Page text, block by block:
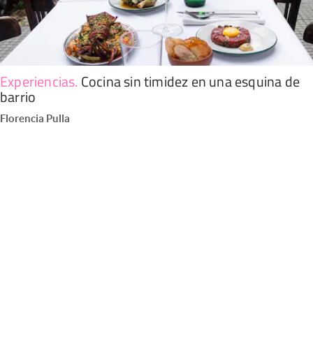
Experiencias. Cocina sin timidez en una esquina de
barrio
Florencia Pulla